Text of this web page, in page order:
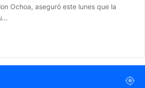
Ochoa, aseguró este lunes que la